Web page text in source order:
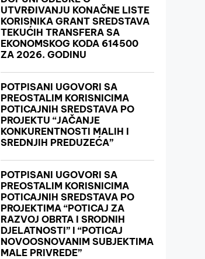
UTVRĐIVANJU KONAČNE LISTE
KORISNIKA GRANT SREDSTAVA
TEKUĆIH TRANSFERA SA
EKONOMSKOG KODA 614500
ZA 2026. GODINU
POTPISANI UGOVORI SA
PREOSTALIM KORISNICIMA
POTICAJNIH SREDSTAVA PO
PROJEKTU “JAČANJE
KONKURENTNOSTI MALIH I
SREDNJIH PREDUZEĆA”
POTPISANI UGOVORI SA
PREOSTALIM KORISNICIMA
POTICAJNIH SREDSTAVA PO
PROJEKTIMA “POTICAJ ZA
RAZVOJ OBRTA I SRODNIH
DJELATNOSTI” I “POTICAJ
NOVOOSNOVANIM SUBJEKTIMA
MALE PRIVREDE”